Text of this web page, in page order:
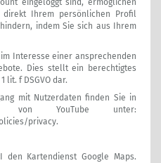
eingeloggt sind, ermöglichen
Ihrem persönlichen Profil
indem Sie sich aus Ihrem
Interesse einer ansprechenden
Dies stellt ein berechtigtes
lit. f DSGVO dar.
mit Nutzerdaten finden Sie in
von YouTube unter:
privacy.
Kartendienst Google Maps.